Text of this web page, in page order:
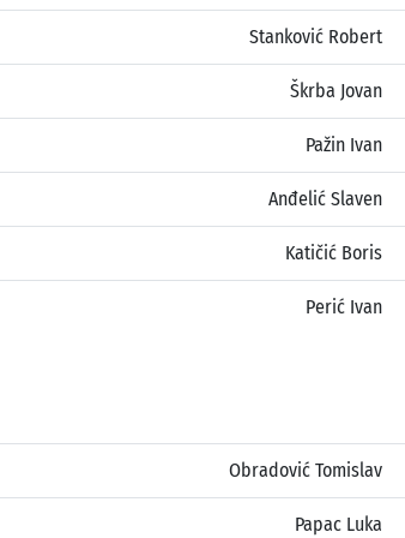
Stanković Robert
Škrba Jovan
Pažin Ivan
Anđelić Slaven
Katičić Boris
Perić Ivan
Obradović Tomislav
Papac Luka